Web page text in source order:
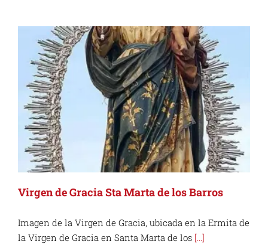
Virgen de Gracia Sta Marta de los Barros
Imagen de la Virgen de Gracia, ubicada en la Ermita de
la Virgen de Gracia en Santa Marta de los [...]